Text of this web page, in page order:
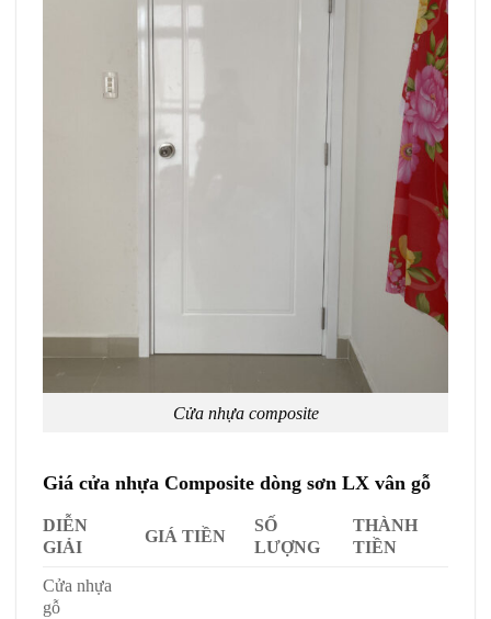
Cửa nhựa composite
Giá cửa nhựa Composite dòng sơn LX vân gỗ
DIỄN
GIẢI
GIÁ TIỀN
SỐ
LƯỢNG
THÀNH
TIỀN
Cửa nhựa
gỗ